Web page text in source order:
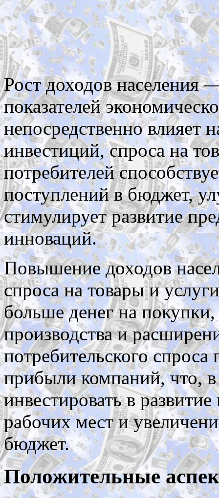
Рост доходов населения
показателей
непосредственно влияет
инвестиций, спроса на
потребителей
поступлений в бюджет,
стимулирует развитие
инноваций.
Повышение доходов
спроса на товары и
больше денег на
производства и
потребительского
прибыли компаний, что,
инвестировать в
рабочих мест и
бюджет.
Положительные